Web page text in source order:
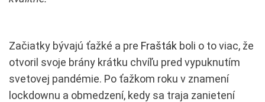
Začiatky bývajú ťažké a pre Frašták boli o to viac, že
otvoril svoje brány krátku chvíľu pred vypuknutím
svetovej pandémie. Po ťažkom roku v znamení
lockdownu a obmedzení, kedy sa traja zanietení